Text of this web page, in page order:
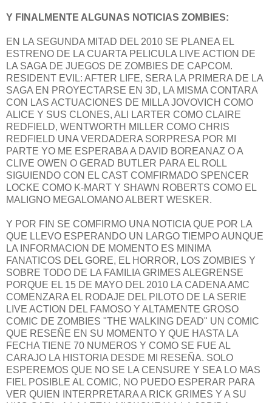
Y FINALMENTE ALGUNAS NOTICIAS ZOMBIES:
EN LA SEGUNDA MITAD DEL 2010 SE PLANEA EL
ESTRENO DE LA CUARTA PELICULA LIVE ACTION DE
LA SAGA DE JUEGOS DE ZOMBIES DE CAPCOM.
RESIDENT EVIL: AFTER LIFE, SERA LA PRIMERA DE LA
SAGA EN PROYECTARSE EN 3D, LA MISMA CONTARA
CON LAS ACTUACIONES DE MILLA JOVOVICH COMO
ALICE Y SUS CLONES, ALI LARTER COMO CLAIRE
REDFIELD, WENTWORTH MILLER COMO CHRIS
REDFIELD UNA VERDADERA SORPRESA POR MI
PARTE YO ME ESPERABA A DAVID BOREANAZ O A
CLIVE OWEN O GERAD BUTLER PARA EL ROLL
SIGUIENDO CON EL CAST COMFIRMADO SPENCER
LOCKE COMO K-MART Y SHAWN ROBERTS COMO EL
MALIGNO MEGALOMANO ALBERT WESKER.
Y POR FIN SE COMFIRMO UNA NOTICIA QUE POR LA
QUE LLEVO ESPERANDO UN LARGO TIEMPO AUNQUE
LA INFORMACION DE MOMENTO ES MINIMA
FANATICOS DEL GORE, EL HORROR, LOS ZOMBIES Y
SOBRE TODO DE LA FAMILIA GRIMES ALEGRENSE
PORQUE EL 15 DE MAYO DEL 2010 LA CADENA AMC
COMENZARA EL RODAJE DEL PILOTO DE LA SERIE
LIVE ACTION DEL FAMOSO Y ALTAMENTE GROSO
COMIC DE ZOMBIES "THE WALKING DEAD" UN COMIC
QUE RESEÑE EN SU MOMENTO Y QUE HASTA LA
FECHA TIENE 70 NUMEROS Y COMO SE FUE AL
CARAJO LA HISTORIA DESDE MI RESEÑA. SOLO
ESPEREMOS QUE NO SE LA CENSURE Y SEA LO MAS
FIEL POSIBLE AL COMIC, NO PUEDO ESPERAR PARA
VER QUIEN INTERPRETARA A RICK GRIMES Y A SU